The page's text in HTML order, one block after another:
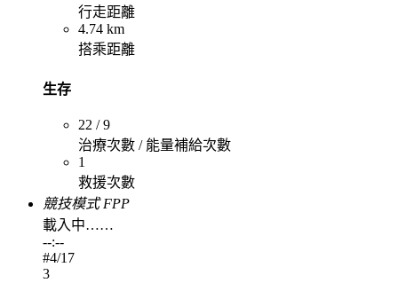
行走距離
4.74 km
搭乘距離
生存
22 / 9
治療次數 / 能量補給次數
1
救援次數
競技模式 FPP
載入中……
--:--
#4/17
3